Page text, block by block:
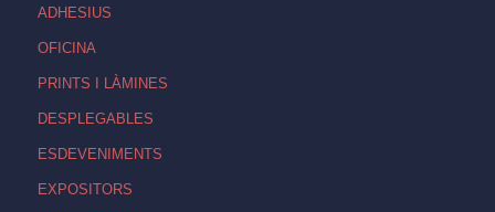
ADHESIUS
OFICINA
PRINTS I LÀMINES
DESPLEGABLES
ESDEVENIMENTS
EXPOSITORS